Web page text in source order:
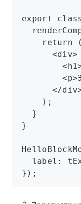
export class
    return
(
      <
div>
        <
h1
        <
p
      </
div
    );
  }
}
  label
:
});